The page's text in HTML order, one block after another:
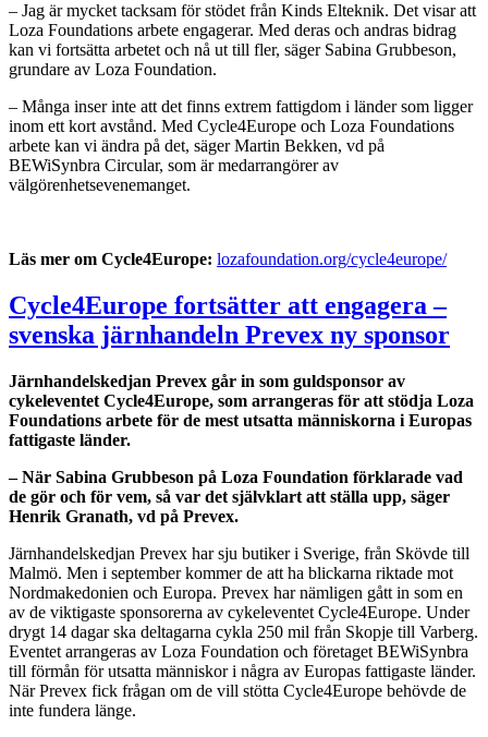
– Jag är mycket tacksam för stödet från Kinds Elteknik. Det visar att
Loza Foundations arbete engagerar. Med deras och andras bidrag
kan vi fortsätta arbetet och nå ut till fler, säger Sabina Grubbeson,
grundare av Loza Foundation.
– Många inser inte att det finns extrem fattigdom i länder som ligger
inom ett kort avstånd. Med Cycle4Europe och Loza Foundations
arbete kan vi ändra på det, säger Martin Bekken, vd på
BEWiSynbra Circular, som är medarrangörer av
välgörenhetsevenemanget.
Läs mer om Cycle4Europe: lozafoundation.org/cycle4europe/
Cycle4Europe fortsätter att engagera –
svenska järnhandeln Prevex ny sponsor
Järnhandelskedjan Prevex går in som guldsponsor av
cykeleventet Cycle4Europe, som arrangeras för att stödja Loza
Foundations arbete för de mest utsatta människorna i Europas
fattigaste länder.
– När Sabina Grubbeson på Loza Foundation förklarade vad
de gör och för vem, så var det självklart att ställa upp, säger
Henrik Granath, vd på Prevex.
Järnhandelskedjan Prevex har sju butiker i Sverige, från Skövde till
Malmö. Men i september kommer de att ha blickarna riktade mot
Nordmakedonien och Europa. Prevex har nämligen gått in som en
av de viktigaste sponsorerna av cykeleventet Cycle4Europe. Under
drygt 14 dagar ska deltagarna cykla 250 mil från Skopje till Varberg.
Eventet arrangeras av Loza Foundation och företaget BEWiSynbra
till förmån för utsatta människor i några av Europas fattigaste länder.
När Prevex fick frågan om de vill stötta Cycle4Europe behövde de
inte fundera länge.